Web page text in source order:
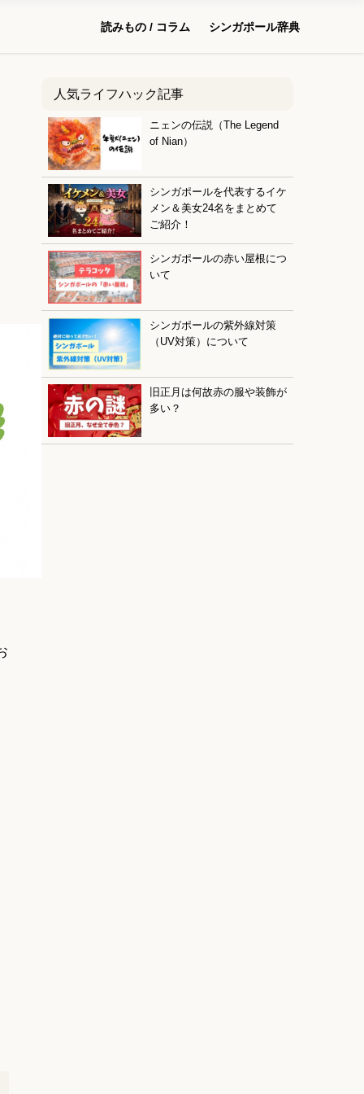
読みもの / コラム シンガポール辞典
人気ライフハック記事
ニェンの伝説（The Legend
of Nian）
シンガポールを代表するイケ
メン＆美女24名をまとめて
ご紹介！
シンガポールの赤い屋根につ
いて
シンガポールの紫外線対策
（UV対策）について
旧正月は何故赤の服や装飾が
多い？